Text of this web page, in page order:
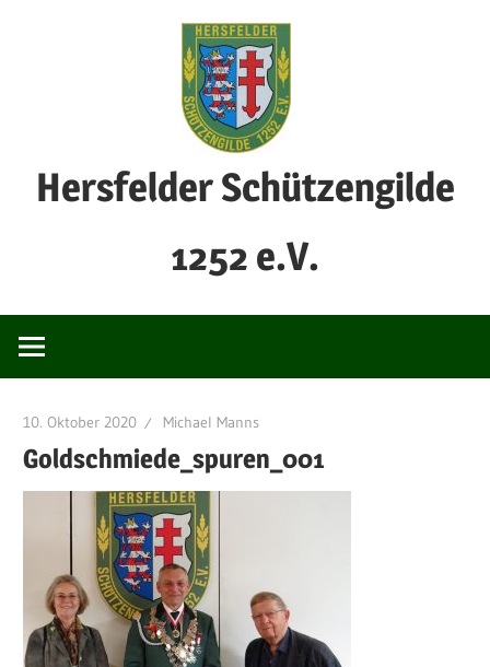
Hersfelder Schützengilde
1252 e.V.
10. Oktober 2020 Michael Manns
Goldschmiede_spuren_001